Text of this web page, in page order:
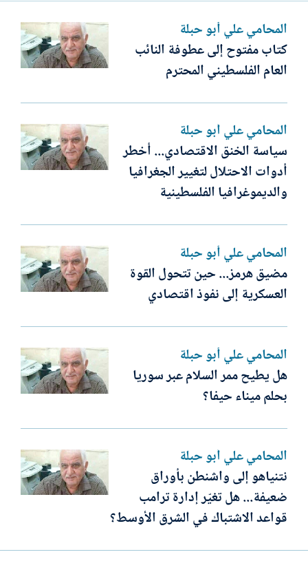
المحامي علي أبو حبلة
كتاب مفتوح إلى عطوفة النائب
العام الفلسطيني المحترم
المحامي علي أبو حبلة
سياسة الخنق الاقتصادي... أخطر
أدوات الاحتلال لتغيير الجغرافيا
والديموغرافيا الفلسطينية
المحامي علي أبو حبلة
مضيق هرمز... حين تتحول القوة
العسكرية إلى نفوذ اقتصادي
المحامي علي أبو حبلة
هل يطيح ممر السلام عبر سوريا
بحلم ميناء حيفا؟
المحامي علي أبو حبلة
نتنياهو إلى واشنطن بأوراق
ضعيفة... هل تغيّر إدارة ترامب
قواعد الاشتباك في الشرق الأوسط؟